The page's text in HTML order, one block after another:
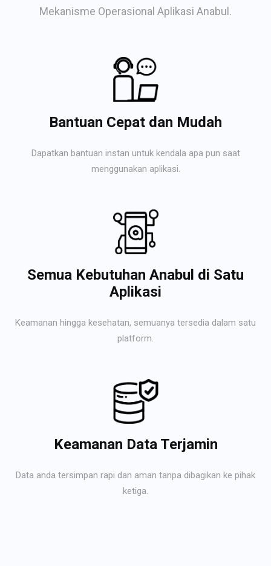
Mekanisme Operasional Aplikasi Anabul.
Bantuan Cepat dan Mudah
Dapatkan bantuan instan untuk kendala apa pun saat
menggunakan aplikasi.
Semua Kebutuhan Anabul di Satu
Aplikasi
Keamanan hingga kesehatan, semuanya tersedia dalam satu
platform.
Keamanan Data Terjamin
Data anda tersimpan rapi dan aman tanpa dibagikan ke pihak
ketiga.